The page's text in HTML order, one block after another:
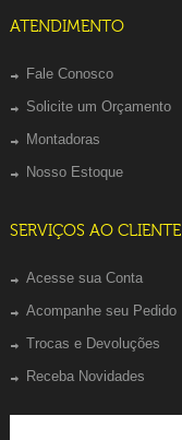
ATENDIMENTO
Fale Conosco
Solicite um Orçamento
Montadoras
Nosso Estoque
SERVIÇOS AO CLIENTE
Acesse sua Conta
Acompanhe seu Pedido
Trocas e Devoluções
Receba Novidades